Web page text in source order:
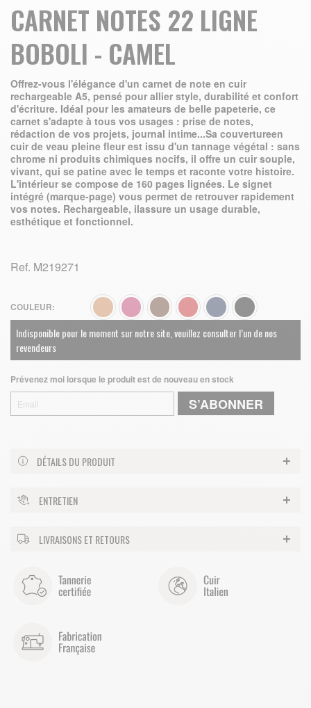
CARNET NOTES 22 LIGNE
BOBOLI - CAMEL
Offrez-vous l'élégance d'un carnet de note en cuir
rechargeable A5, pensé pour allier style, durabilité et confort
d'écriture. Idéal pour les amateurs de belle papeterie, ce
carnet s'adapte à tous vos usages : prise de notes,
rédaction de vos projets, journal intime...Sa couvertureen
cuir de veau pleine fleur est issu d'un tannage végétal : sans
chrome ni produits chimiques nocifs, il offre un cuir souple,
vivant, qui se patine avec le temps et raconte votre histoire.
L'intérieur se compose de 160 pages lignées. Le signet
intégré (marque-page) vous permet de retrouver rapidement
vos notes. Rechargeable, ilassure un usage durable,
esthétique et fonctionnel.
Ref. M219271
COULEUR
Indisponible pour le moment sur notre site, veuillez consulter l’un de nos
revendeurs
Prévenez moi lorsque le produit est de nouveau en stock
S’ABONNER
DÉTAILS DU PRODUIT
ENTRETIEN
LIVRAISONS ET RETOURS